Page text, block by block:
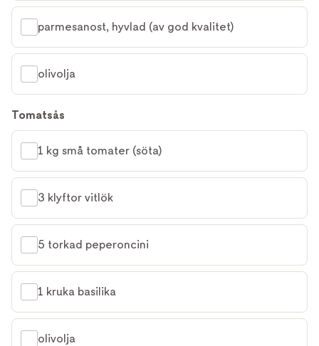
parmesanost, hyvlad (av god kvalitet)
olivolja
Tomatsås
1 kg små tomater (söta)
3 klyftor vitlök
5 torkad peperoncini
1 kruka basilika
olivolja